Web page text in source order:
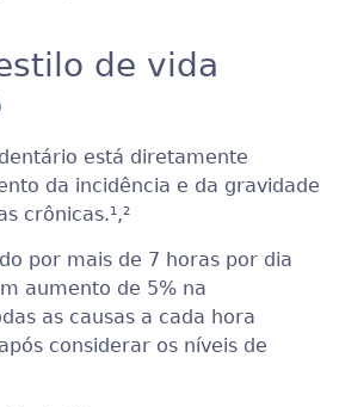
de vida
está diretamente
da incidência e da gravidade
crônicas.¹,²
por mais de 7 horas por dia
aumento de 5% na
as causas a cada hora
considerar os níveis de